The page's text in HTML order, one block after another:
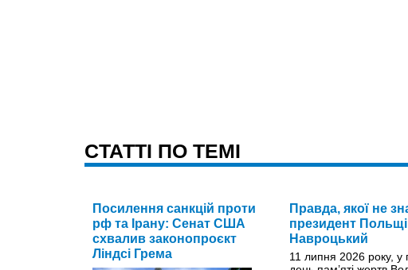
CТАТТІ ПО ТЕМІ
Посилення санкцій проти
рф та Ірану: Сенат США
схвалив законопроєкт
Ліндсі Грема
Правда, якої не
президент Польщі
Навроцький
11 липня 2026 року, у